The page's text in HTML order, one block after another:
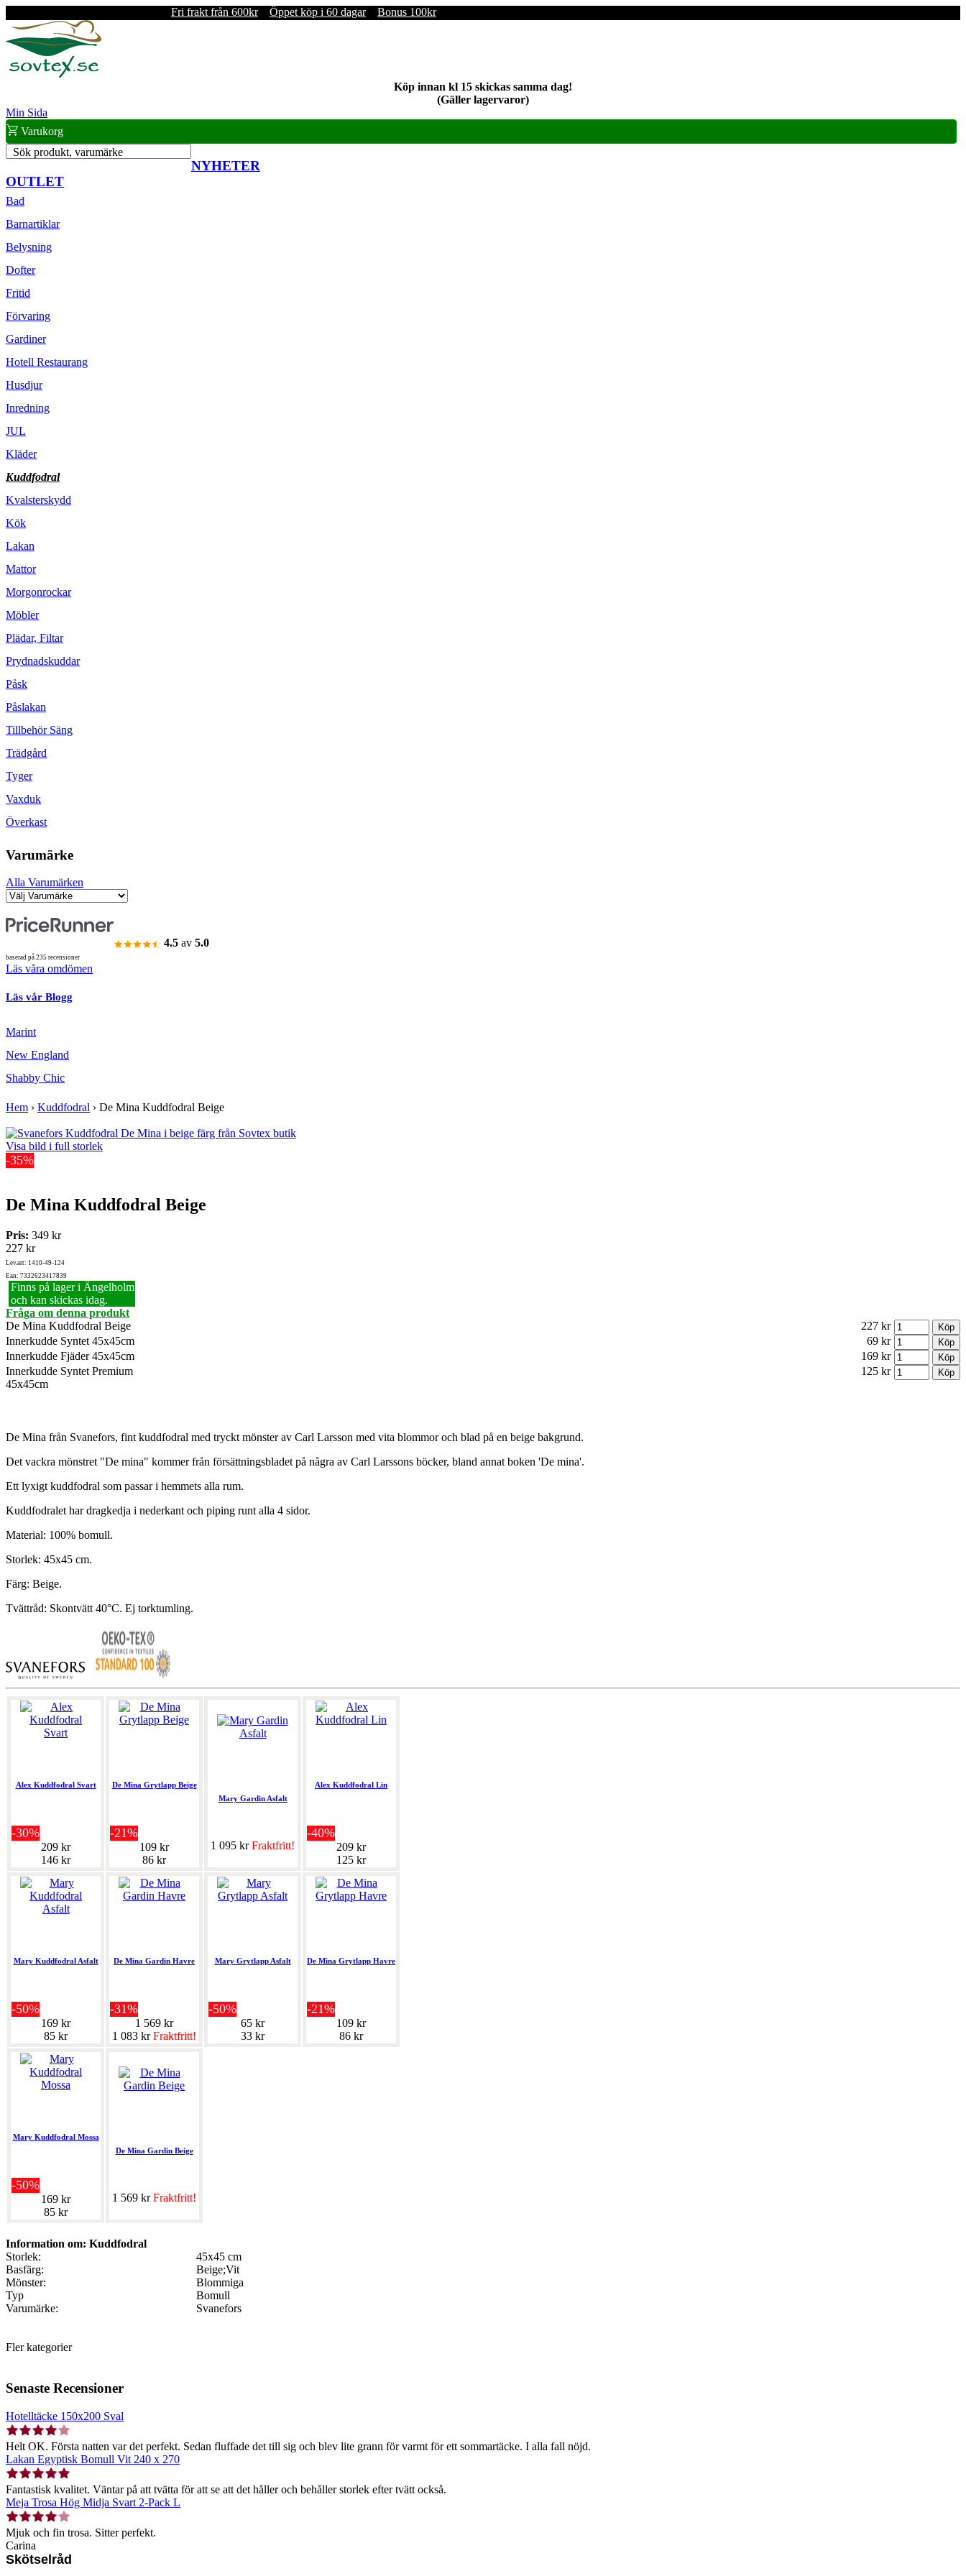
Fri frakt från 600kr Öppet köp i 60 dagar Bonus 100kr
Köp innan kl 15 skickas samma dag!
(Gäller lagervaror)
Min Sida
Varukorg
Sök produkt, varumärke
NYHETER
OUTLET
Bad
Barnartiklar
Belysning
Dofter
Fritid
Förvaring
Gardiner
Hotell Restaurang
Husdjur
Inredning
JUL
Kläder
Kuddfodral
Kvalsterskydd
Kök
Lakan
Mattor
Morgonrockar
Möbler
Plädar, Filtar
Prydnadskuddar
Påsk
Påslakan
Tillbehör Säng
Trädgård
Tyger
Vaxduk
Överkast
Varumärke
Alla Varumärken
4.5 av 5.0
baserad på 235 recensioner
Läs våra omdömen
Läs vår Blogg
Marint
New England
Shabby Chic
Hem › Kuddfodral › De Mina Kuddfodral Beige
Visa bild i full storlek
-35%
De Mina Kuddfodral Beige
Pris: 349 kr
227 kr
Lev.art: 1410-49-124
Ean: 7332623417839
Finns på lager i Ängelholm
och kan skickas idag.
Fråga om denna produkt
De Mina Kuddfodral Beige
227 kr
Innerkudde Syntet 45x45cm
69 kr
Innerkudde Fjäder 45x45cm
169 kr
Innerkudde Syntet Premium
45x45cm
125 kr
De Mina från Svanefors, fint kuddfodral med tryckt mönster av Carl Larsson med vita blommor och blad på en beige bakgrund.
Det vackra mönstret "De mina" kommer från försättningsbladet på några av Carl Larssons böcker, bland annat boken 'De mina'.
Ett lyxigt kuddfodral som passar i hemmets alla rum.
Kuddfodralet har dragkedja i nederkant och piping runt alla 4 sidor.
Material: 100% bomull.
Storlek: 45x45 cm.
Färg: Beige.
Tvättråd: Skontvätt 40°C. Ej torktumling.
Alex Kuddfodral Svart
-30%
209 kr
146 kr
De Mina Grytlapp Beige
-21%
109 kr
86 kr
Mary Gardin Asfalt
1 095 krFraktfritt!
Alex Kuddfodral Lin
-40%
209 kr
125 kr
Mary Kuddfodral Asfalt
-50%
169 kr
85 kr
De Mina Gardin Havre
-31%
1 569 kr
1 083 krFraktfritt!
Mary Grytlapp Asfalt
-50%
65 kr
33 kr
De Mina Grytlapp Havre
-21%
109 kr
86 kr
Mary Kuddfodral Mossa
-50%
169 kr
85 kr
De Mina Gardin Beige
1 569 krFraktfritt!
Information om: Kuddfodral
Storlek:
45x45 cm
Basfärg:
Beige;Vit
Mönster:
Blommiga
Typ
Bomull
Varumärke:
Svanefors
Fler kategorier
Senaste Recensioner
Hotelltäcke 150x200 Sval
Helt OK. Första natten var det perfekt. Sedan fluffade det till sig och blev lite grann för varmt för ett sommartäcke. I alla fall nöjd.
Lakan Egyptisk Bomull Vit 240 x 270
Fantastisk kvalitet. Väntar på att tvätta för att se att det håller och behåller storlek efter tvätt också.
Meja Trosa Hög Midja Svart 2-Pack L
Mjuk och fin trosa. Sitter perfekt.
Carina
Skötselråd